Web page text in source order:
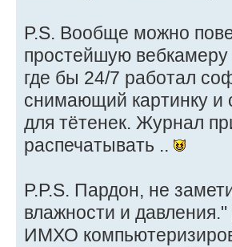
P.S. Вообще можно
простейшую
где бы 24/7 работал
снимающий картинку и
для тётенек. Журнал
распечатывать ..
P.P.S. Пардон, не
влажности и
ИМХО